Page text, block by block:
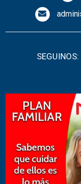
SEGUINOS: